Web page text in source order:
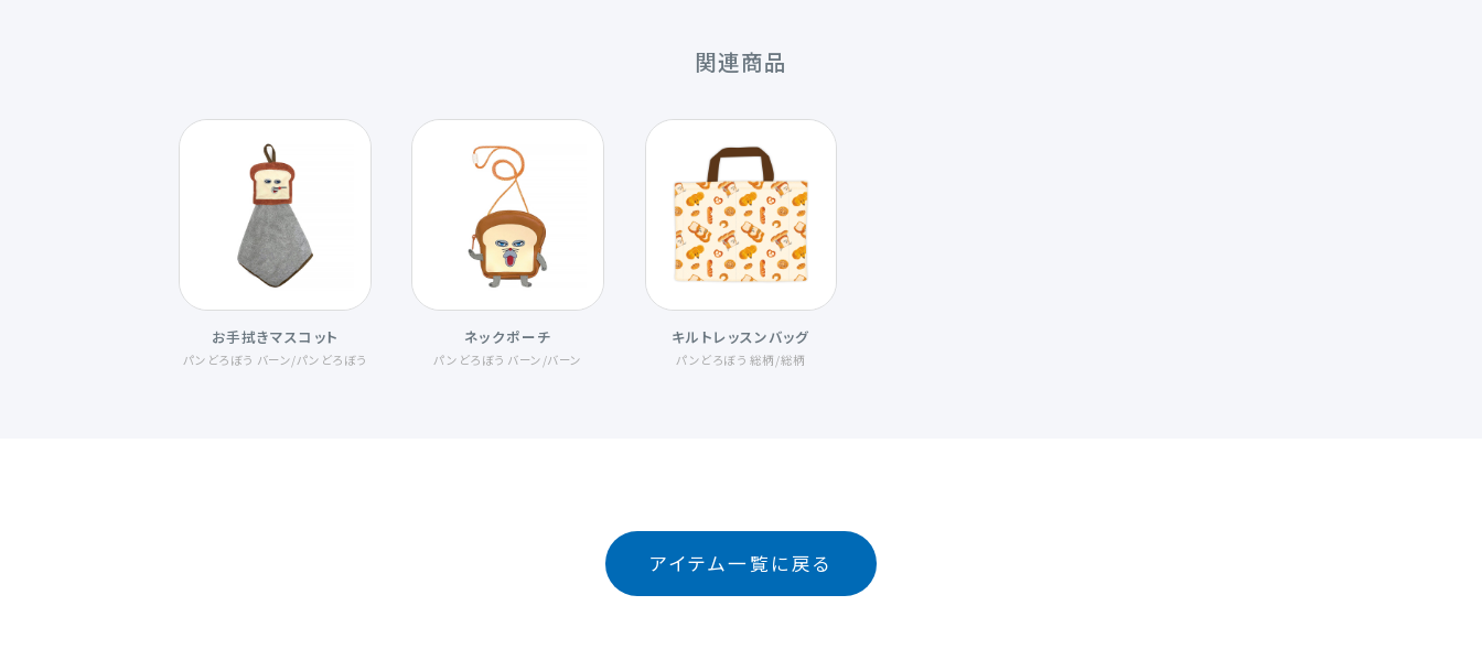
関連商品
お手拭きマスコット
パンどろぼう バーン/パンどろぼう
ネックポーチ
パンどろぼう バーン /バーン
キルトレッスンバッグ
パンどろぼう 総柄 /総柄
アイテム一覧に戻る